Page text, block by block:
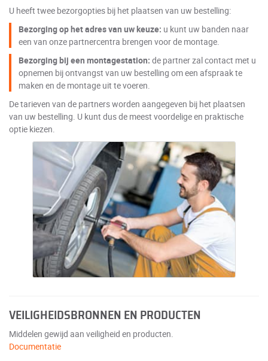
U heeft twee bezorgopties bij het plaatsen van uw bestelling:
Bezorging op het adres van uw keuze: u kunt uw banden naar
een van onze partnercentra brengen voor de montage.
Bezorging bij een montagestation: de partner zal contact met u
opnemen bij ontvangst van uw bestelling om een afspraak te
maken en de montage uit te voeren.
De tarieven van de partners worden aangegeven bij het plaatsen
van uw bestelling. U kunt dus de meest voordelige en praktische
optie kiezen.
VEILIGHEIDSBRONNEN EN PRODUCTEN
Middelen gewijd aan veiligheid en producten.
Documentatie